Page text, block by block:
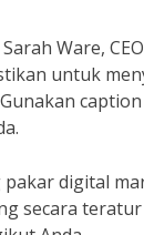
Ware,
untuk
digital
secara